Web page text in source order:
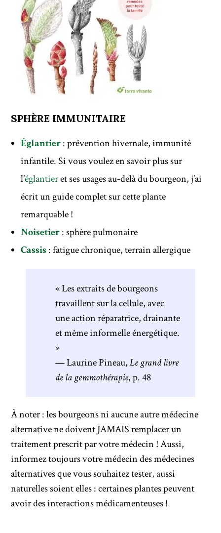
SPHÈRE IMMUNITAIRE
Églantier: prévention hivernale, immunité
infantile. Si vous voulez en savoir plus sur
l’églantieret ses usages au-delà du bourgeon, j’ai
écrit un guide complet sur cette plante
remarquable !
Noisetier: sphère pulmonaire
Cassis : fatigue chronique, terrain allergique
« Les extraits de bourgeons
travaillent sur la cellule, avec
une action réparatrice, drainante
et même informelle énergétique.
»
— Laurine Pineau,Le grand livre
de la gemmothérapie, p. 48
À noter : les bourgeons ni aucune autre médecine
alternative ne doivent JAMAIS remplacer un
traitement prescrit par votre médecin ! Aussi,
informez toujours votre médecin des médecines
alternatives que vous souhaitez tester, aussi
naturelles soient elles : certaines plantes peuvent
avoir des interactions médicamenteuses !